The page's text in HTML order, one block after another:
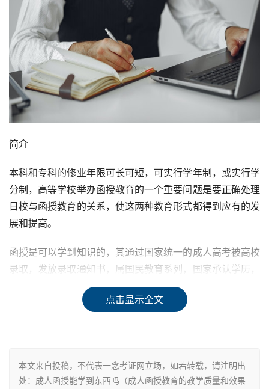
简介
本科和专科的修业年限可长可短，可实行学年制，或实行学
分制，高等学校举办函授教育的一个重要问题是要正确处理
日校与函授教育的关系，使这两种教育形式都得到应有的发
展和提高。
函授是可以学到知识的，其通过国家统一的成人高考被高校
录取，发放录取通知书，属国民教育系列，国家承认学历，
函授上课方式，该种学习形式也适合上班族人。
1. 成人函授教育的学习方式
方式进行的教育，学员利用业余时间，以自学函授教材为
主，由函授学校给予辅导与考核。函授教育
点击显示全文
本文来自投稿，不代表一念考证网立场，如若转载，请注明出
处：成人函授能学到东西吗（成人函授教育的教学质量和效果